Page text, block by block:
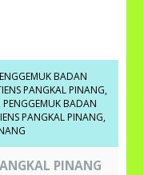
BADAN
PANGKAL PINANG,
, PENGGEMUK BADAN
PANGKAL PINANG,
PINANG